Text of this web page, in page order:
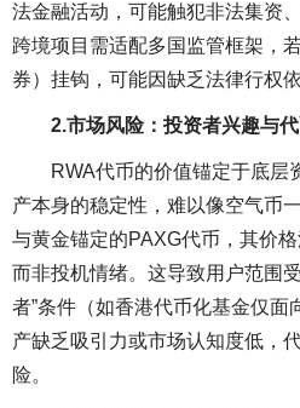
法金融活动，可能触犯非法集资
跨境项目需适配多国监管框架，
券）挂钩，可能因缺乏法律行权
2.市场风险：投资者兴趣与
RWA代币的价值锚定于底层
产本身的稳定性，难以像空气币
与黄金锚定的PAXG代币，其价
而非投机情绪。这导致用户范围
者”条件（如香港代币化基金仅面
产缺乏吸引力或市场认知度低，
险。